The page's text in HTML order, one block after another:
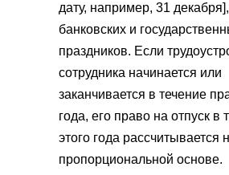
дату, например, 31
банковских и
праздников. Если
сотрудника начинается или
заканчивается в течение
года, его право на отпуск в
этого года рассчитывается
пропорциональной основе.